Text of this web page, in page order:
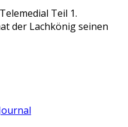
Teil 1.
der Lachkönig seinen